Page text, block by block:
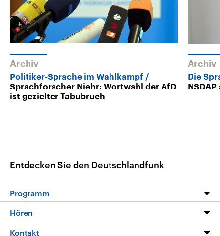
Archiv
Politiker-Sprache im Wahlkampf
Sprachforscher Niehr: Wortwahl der AfD
ist gezielter Tabubruch
Archiv
Die
Entdecken Sie den Deutschlandfunk
Programm
Programm
Hören
Livestream
Kontakt